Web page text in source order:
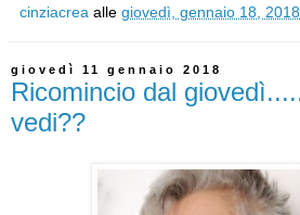
cinziacrea alle giovedì, gennaio 18, 2018
giovedì 11 gennaio 2018
Ricomincio dal
vedi??